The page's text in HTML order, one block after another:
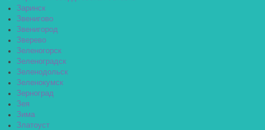
Заринск
Звенигово
Звенигород
Зверево
Зеленогорск
Зеленоградск
Зеленодольск
Зеленокумск
Зерноград
Зея
Зима
Златоуст